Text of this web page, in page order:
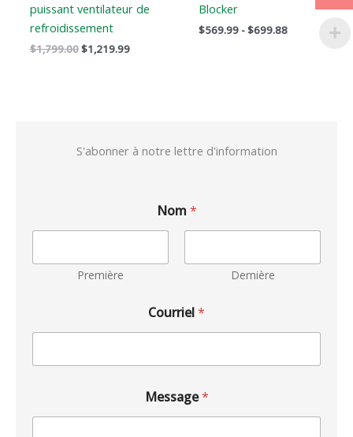
puissant ventilateur de
refroidissement
$1,799.00$1,219.99
Blocker
$569.99 -$699.88
S'abonner à notre lettre d'information
Nom *
Première Dernière
Courriel*
Message*